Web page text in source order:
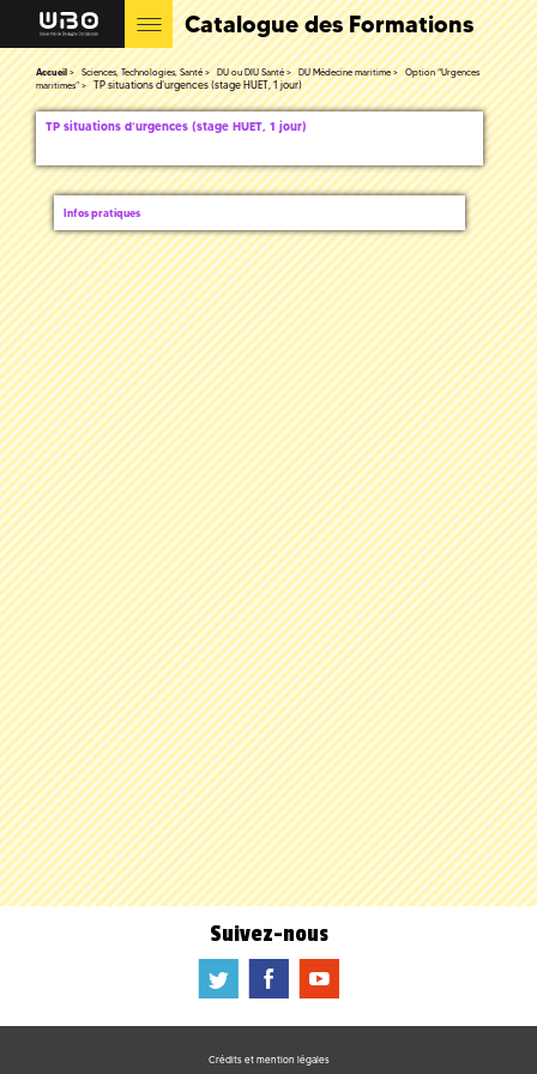
Catalogue des Formations
Accueil Sciences, Technologies, Santé DU ou DIU Santé DU Médecine maritime
Option “Urgences
maritimes”
TP situations d’urgences (stage HUET, 1 jour)
TP situations d’urgences (stage HUET, 1 jour)
Infos pratiques
Suivez-nous
a b f
Crédits et mention légales